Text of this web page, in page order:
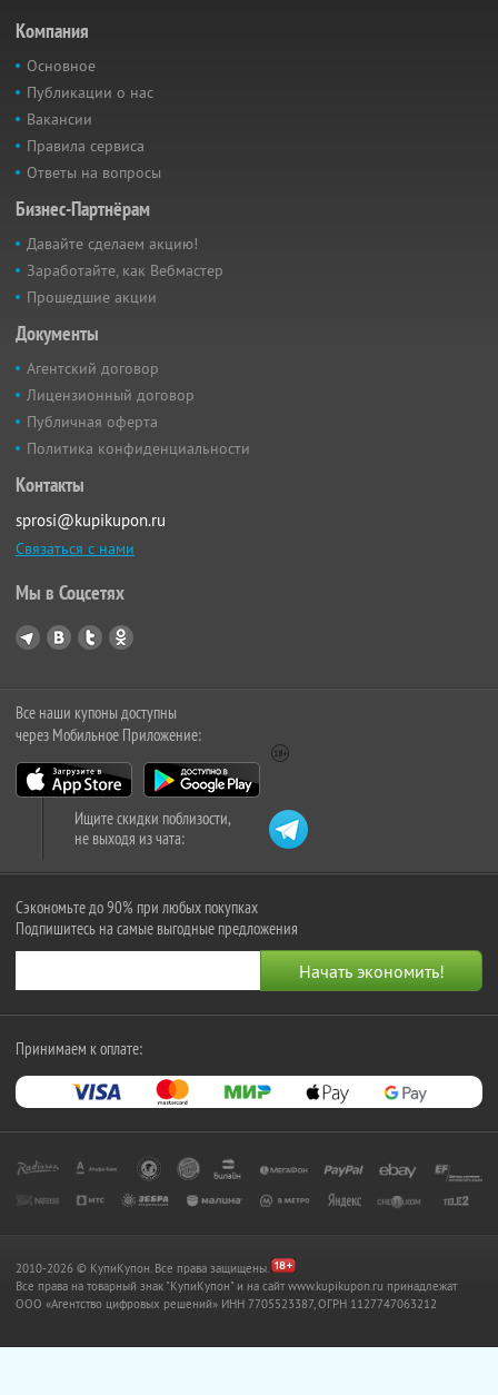
Компания
Основное
Публикации о нас
Вакансии
Правила сервиса
Ответы на вопросы
Бизнес-Партнёрам
Давайте сделаем акцию!
Заработайте, как Вебмастер
Прошедшие акции
Документы
Агентский договор
Лицензионный договор
Публичная оферта
Политика конфиденциальности
Контакты
sprosi@kupikupon.ru
Связаться с нами
Мы в Соцсетях
Все наши купоны доступны
через Мобильное Приложение:
Ищите скидки поблизости,
не выходя из чата:
Сэкономьте до 90% при любых покупках
Подпишитесь на самые выгодные предложения
Принимаем к оплате:
2010-2026 © КупиКупон. Все права защищены.
Все права на товарный знак "КупиКупон" и на сайт www.kupikupon.ru принадлежат
OOO «Агентство цифровых решений» ИНН 7705523387, ОГРН 1127747063212